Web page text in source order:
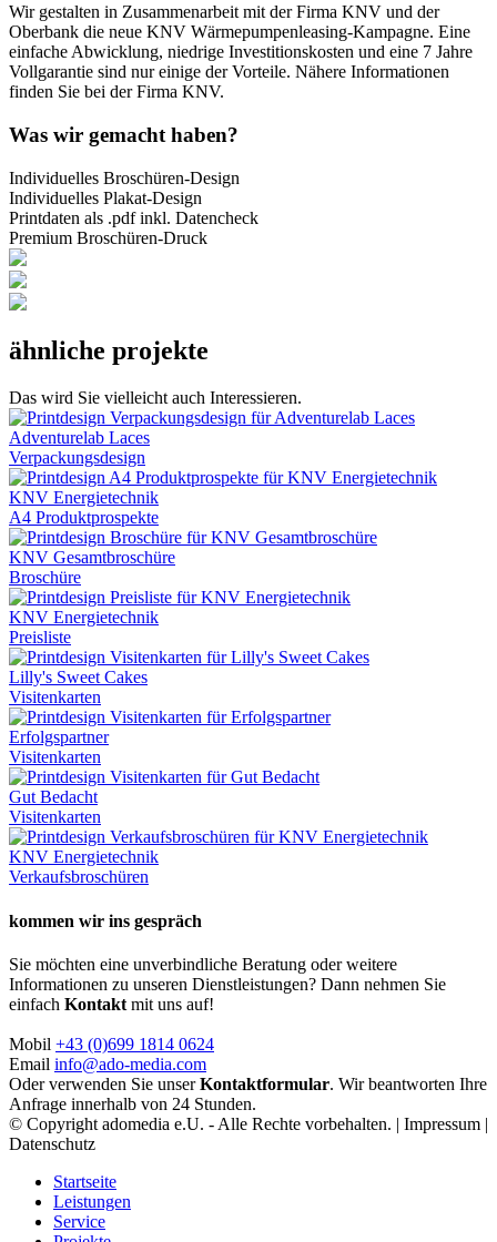
Wir gestalten in Zusammenarbeit mit der Firma KNV und der
Oberbank die neue KNV Wärmepumpenleasing-Kampagne. Eine
einfache Abwicklung, niedrige Investitionskosten und eine 7 Jahre
Vollgarantie sind nur einige der Vorteile. Nähere Informationen
finden Sie bei der Firma KNV.
Was wir gemacht haben?
Individuelles Broschüren-Design
Individuelles Plakat-Design
Printdaten als .pdf inkl. Datencheck
Premium Broschüren-Druck
ähnliche projekte
Das wird Sie vielleicht auch Interessieren.
Adventurelab Laces
Verpackungsdesign
KNV Energietechnik
A4 Produktprospekte
KNV Gesamtbroschüre
Broschüre
KNV Energietechnik
Preisliste
Lilly's Sweet Cakes
Visitenkarten
Erfolgspartner
Visitenkarten
Gut Bedacht
Visitenkarten
KNV Energietechnik
Verkaufsbroschüren
kommen wir ins gespräch
Sie möchten eine unverbindliche Beratung oder weitere
Informationen zu unseren Dienstleistungen? Dann nehmen Sie
einfach Kontakt mit uns auf!
Mobil +43 (0)699 1814 0624
Email info@ado-media.com
Oder verwenden Sie unserKontaktformular. Wir beantworten Ihre
Anfrage innerhalb von 24 Stunden.
© Copyright adomedia e.U. - Alle Rechte vorbehalten. | Impressum |
Datenschutz
Startseite
Leistungen
Service